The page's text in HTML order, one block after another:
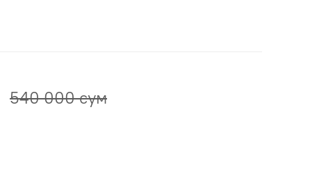
540 000 сум